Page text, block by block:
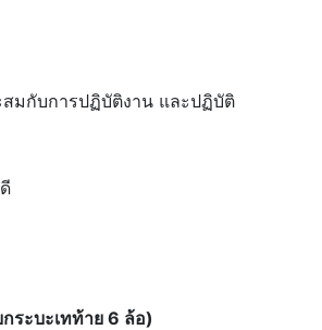
มกับการปฏิบัติงาน และปฏิบัติ
ระบะเทท้าย 6 ล้อ)